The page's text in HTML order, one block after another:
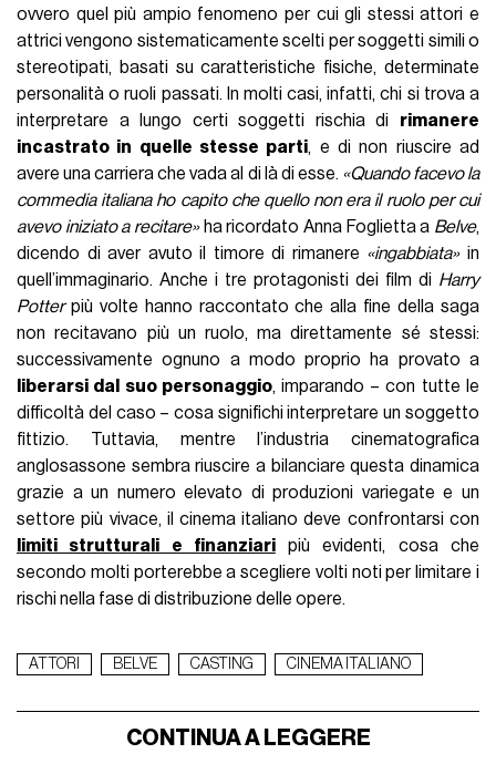
ovvero quel più ampio fenomeno per cui gli stessi attori e
attrici vengono sistematicamente scelti per soggetti simili o
stereotipati, basati su caratteristiche fisiche, determinate
personalità o ruoli passati. In molti casi, infatti, chi si trova a
interpretare a lungo certi soggetti rischia di rimanere
incastrato in quelle stesse parti, e di non riuscire ad
avere una carriera che vada al di là di esse. «Quando facevo la
commedia italiana ho capito che quello non era il ruolo per cui
avevo iniziato a recitare»ha ricordato Anna Foglietta a Belve,
dicendo di aver avuto il timore di rimanere «ingabbiata»in
quell’immaginario. Anche i tre protagonisti dei film di Harry
Potterpiù volte hanno raccontato che alla fine della saga
non recitavano più un ruolo, ma direttamente sé stessi:
successivamente ognuno a modo proprio ha provato a
liberarsi dal suo personaggio, imparando – con tutte le
difficoltà del caso – cosa significhi interpretare un soggetto
fittizio. Tuttavia, mentre l’industria cinematografica
anglosassone sembra riuscire a bilanciare questa dinamica
grazie a un numero elevato di produzioni variegate e un
settore più vivace, il cinema italiano deve confrontarsi con
limiti strutturali e finanziaripiù evidenti, cosa che
secondo molti porterebbe a scegliere volti noti per limitare i
rischi nella fase di distribuzione delle opere.
ATTORI BELVE CASTING CINEMA ITALIANO
CONTINUA A LEGGERE